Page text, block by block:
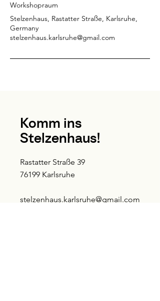
Workshopraum
Stelzenhaus, Rastatter Straße, Karlsruhe,
Germany
stelzenhaus.karlsruhe@gmail.com
Komm ins
Stelzenhaus!
Rastatter Straße 39
76199 Karlsruhe
stelzenhaus.karlsruhe@gmail.com